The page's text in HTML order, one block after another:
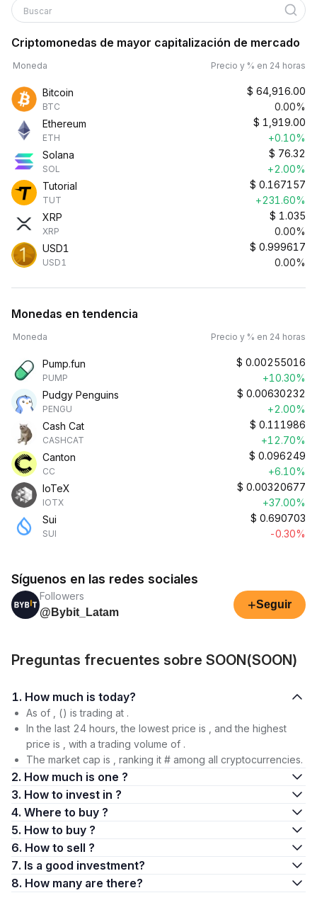
Buscar
Criptomonedas de mayor capitalización de mercado
Moneda Precio y % en 24 horas
Bitcoin
BTC
$ 64,916.00
0.00%
Ethereum
ETH
$ 1,919.00
+0.10%
Solana
SOL
$ 76.32
+2.00%
Tutorial
TUT
$ 0.167157
+231.60%
XRP
XRP
$ 1.035
0.00%
USD1
USD1
$ 0.999617
0.00%
Monedas en tendencia
Moneda Precio y % en 24 horas
Pump.fun
PUMP
$ 0.00255016
+10.30%
Pudgy Penguins
PENGU
$ 0.00630232
+2.00%
Cash Cat
CASHCAT
$ 0.111986
+12.70%
Canton
CC
$ 0.096249
+6.10%
IoTeX
IOTX
$ 0.00320677
+37.00%
Sui
SUI
$ 0.690703
-0.30%
Síguenos en las redes sociales
Followers
@Bybit_Latam
+Seguir
Preguntas frecuentes sobre SOON(SOON)
1. How much is today?
As of , () is trading at .
In the last 24 hours, the lowest price is , and the highest
price is , with a trading volume of .
The market cap is , ranking it # among all cryptocurrencies.
2. How much is one ?
3. How to invest in ?
4. Where to buy ?
5. How to buy ?
6. How to sell ?
7. Is a good investment?
8. How many are there?